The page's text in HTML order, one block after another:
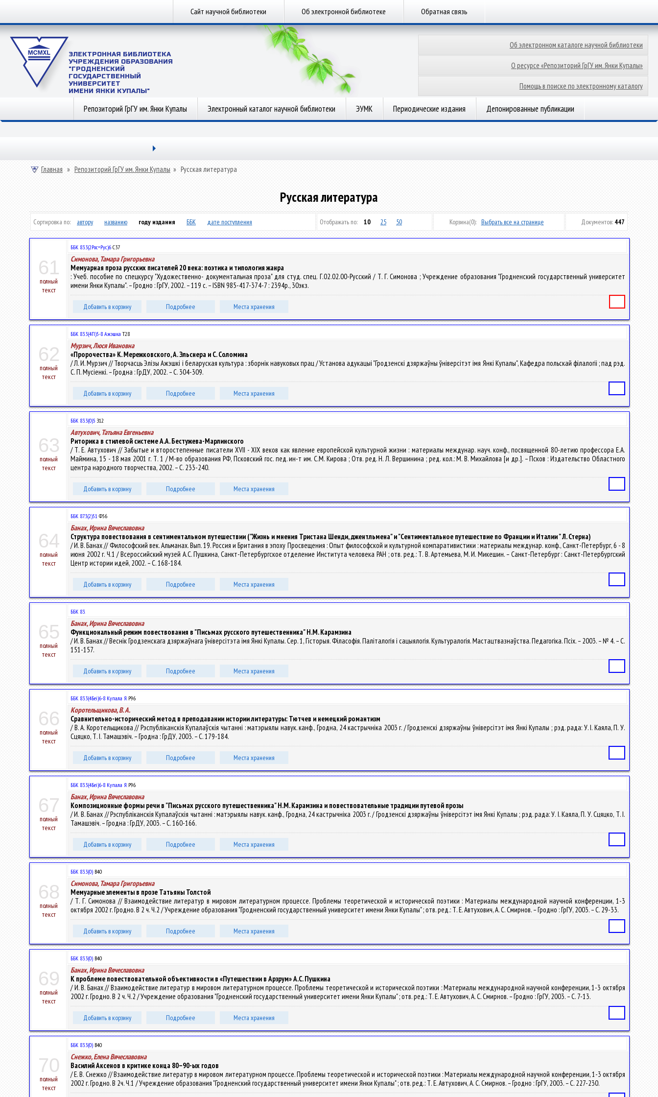
Сайт научной библиотеки Об электронной библиотеке Обратная связь
ЭЛЕКТРОННАЯ БИБЛИОТЕКА
УЧРЕЖДЕНИЯ ОБРАЗОВАНИЯ
"ГРОДНЕНСКИЙ
ГОСУДАРСТВЕННЫЙ
УНИВЕРСИТЕТ
ИМЕНИ ЯНКИ КУПАЛЫ"
Об электронном каталоге научной библиотеки
О ресурсе «Репозиторий ГрГУ им. Янки Купалы»
Помощь в поиске по электронному каталогу
Репозиторий ГрГУ им. Янки Купалы Электронный каталог научной библиотеки ЭУМК Периодические издания Депонированные публикации
Главная » Репозиторий ГрГУ им. Янки Купалы » Русская литература
Русская литература
Сортировка по: автору названию году издания ББК дате поступления Отображать по: 10 25 50 Корзина(0): Выбрать все на странице Документов: 447
61
полный
текст
ББК 83.3(2Рос=Рус)6 С37
Симонова, Тамара Григорьевна
Мемуарная проза русских писателей 20 века: поэтика и типология жанра
: Учеб. пособие по спецкурсу "Художественно- документальная проза" для студ. спец. Г.02.02.00-Русский / Т. Г. Симонова ; Учреждение образования "Гродненский государственный университет
имени Янки Купалы". – Гродно : ГрГУ, 2002. – 119 с. – ISBN 985-417-374-7 : 2394р., 30экз.
Добавить в корзину Подробнее Места хранения
62
полный
текст
ББК 83.3(4П)5-8 Ажэшка Т28
Мурзич, Люся Ивановна
«Пророчества» К. Мережковского, А. Эльснера и С. Соломина
/ Л. И. Мурзич // Творчасць Элізы Ажэшкі і беларуская культура : зборнiк навуковых прац / Установа адукацыі "Гродзенскі дзяржаўны ўніверсітэт імя Янкі Купалы", Кафедра польскай філалогіі ; пад рэд.
С. П. Мусіенкі. – Гродна : ГрДУ, 2002. – С. 304-309.
Добавить в корзину Подробнее Места хранения
63
полный
текст
ББК 83.3(0)5 З12
Автухович, Татьяна Евгеньевна
Риторика в стилевой системе А.А. Бестужева-Марлинского
/ Т. Е. Автухович // Забытые и второстепенные писатели XVII - XIX веков как явление европейской культурной жизни : материалы междунар. науч. конф., посвященной 80-летию профессора Е.А.
Маймина, 15 - 18 мая 2001 г. Т. 1 / М-во образования РФ, Псковский гос. пед. ин-т им. С.М. Кирова ; Отв. ред. Н. Л. Вершинина ; ред. кол.: М. В. Михайлова [и др.]. – Псков : Издательство Областного
центра народного творчества, 2002. – С. 233-240.
Добавить в корзину Подробнее Места хранения
64
полный
текст
ББК 87.3(2)51 Ф56
Банах, Ирина Вячеславовна
Структура повествования в сентиментальном путешествии ("Жизнь и мнения Тристана Шенди, джентльмена" и "Сентиментальное путешествие по Франции и Италии " Л. Стерна)
/ И. В. Банах // Философский век. Альманах. Вып. 19. Россия и Британия в эпоху Просвещения : Опыт философской и культурной компаративистики : материалы междунар. конф., Санкт-Петербург, 6 - 8
июня 2002 г. Ч.1 / Всероссийский музей А.С. Пушкина, Санкт-Петербургское отделение Института человека РАН ; отв. ред.: Т. В. Артемьева, М. И. Микешин. – Санкт-Петербург : Санкт-Петербургский
Центр истории идей, 2002. – С. 168-184.
Добавить в корзину Подробнее Места хранения
65
полный
текст
ББК 83.
Банах, Ирина Вячеславовна
Функциональный режим повествования в "Письмах русского путешественника" Н.М. Карамзина
/ И. В. Банах // Веснік Гродзенскага дзяржаўнага ўніверсітэта імя Янкі Купалы. Сер. 1, Гісторыя. Філасофія. Паліталогія і сацыялогія. Культуралогія. Мастацтвазнаўства. Педагогіка. Псіх. – 2003. – № 4. – С.
151-157.
Добавить в корзину Подробнее Места хранения
66
полный
текст
ББК 83.3(4Беі)6-8 Купала Я.Р96
Коротельщикова, В. А.
Сравнительно-исторический метод в преподавании истории литературы: Тютчев и немецкий романтизм
/ В. А. Коротельщикова // Рэспубліканскія Купалаўскія чытанні : матэрыялы навук. канф., Гродна, 24 кастрычніка 2003 г. / Гродзенскi дзяржаўны ўнiверсітэт iмя Янкі Купалы ; рэд. рада: У. I. Каяла, П. У.
Сцяцко, Т. І. Тамашэвіч. – Гродна : ГрДУ, 2003. – С. 179-184.
Добавить в корзину Подробнее Места хранения
67
полный
текст
ББК 83.3(4Беі)6-8 Купала Я.Р96
Банах, Ирина Вячеславовна
Композиционные формы речи в "Письмах русского путешественника" Н.М. Карамзина и повествовательные традиции путевой прозы
/ И. В. Банах // Рэспубліканскія Купалаўскія чытанні : матэрыялы навук. канф., Гродна, 24 кастрычніка 2003 г. / Гродзенскi дзяржаўны ўнiверсітэт iмя Янкі Купалы ; рэд. рада: У. I. Каяла, П. У. Сцяцко, Т. І.
Тамашэвіч. – Гродна : ГрДУ, 2003. – С. 160-166.
Добавить в корзину Подробнее Места хранения
68
полный
текст
ББК 83.3(0) В40
Симонова, Тамара Григорьевна
Мемуарные элементы в прозе Татьяны Толстой
/ Т. Г. Симонова // Взаимодействие литератур в мировом литературном процессе. Проблемы теоретической и исторической поэтики : Материалы международной научной конференции, 1-3
октября 2002 г. Гродно. В 2 ч. Ч.2 / Учреждение образования "Гродненский государственный университет имени Янки Купалы" ; отв. ред.: Т. Е. Автухович, А. С. Смирнов. – Гродно : ГрГУ, 2003. – С. 29-33.
Добавить в корзину Подробнее Места хранения
69
полный
текст
ББК 83.3(0) В40
Банах, Ирина Вячеславовна
К проблеме повествовательной объективности в «Путешествии в Арзрум» А.С. Пушкина
/ И. В. Банах // Взаимодействие литератур в мировом литературном процессе. Проблемы теоретической и исторической поэтики : Материалы международной научной конференции, 1-3 октября
2002 г. Гродно. В 2 ч. Ч.2 / Учреждение образования "Гродненский государственный университет имени Янки Купалы" ; отв. ред.: Т. Е. Автухович, А. С. Смирнов. – Гродно : ГрГУ, 2003. – С. 7-13.
Добавить в корзину Подробнее Места хранения
70
полный
текст
ББК 83.3(0) В40
Снежко, Елена Вячеславовна
Василий Аксенов в критике конца 80–90-ых годов
/ Е. В. Снежко // Взаимодействие литератур в мировом литературном процессе. Проблемы теоретической и исторической поэтики : Материалы международной научной конференции, 1-3 октября
2002 г. Гродно. В 2ч. Ч.1 / Учреждение образования "Гродненский государственный университет имени Янки Купалы" ; отв. ред.: Т. Е. Автухович, А. С. Смирнов. – Гродно : ГрГУ, 2003. – С. 227-230.